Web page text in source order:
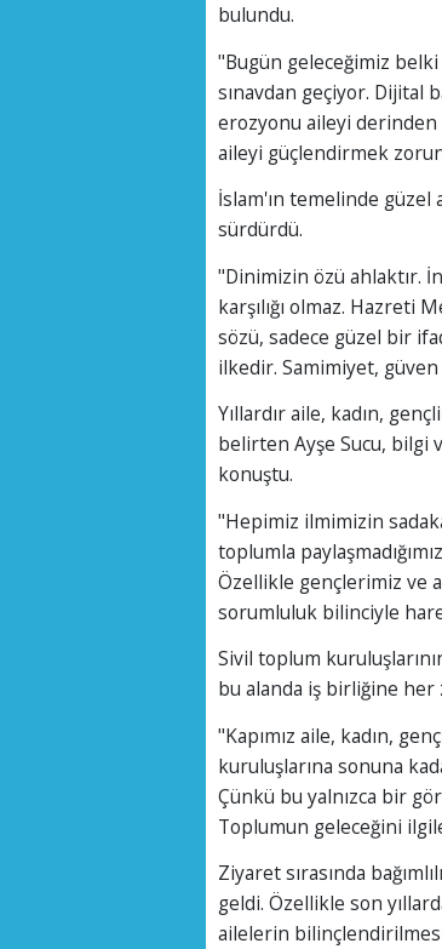
bulundu.
"Bugün geleceğimiz
sınavdan geçiyor. Dijital
erozyonu aileyi derinden
aileyi güçlendirmek
İslam'ın temelinde güzel
sürdürdü.
"Dinimizin özü ahlaktır.
karşılığı olmaz. Hazreti
sözü, sadece güzel bir
ilkedir. Samimiyet,
Yıllardır aile, kadın,
belirten Ayşe Sucu, bilgi
konuştu.
"Hepimiz ilmimizin
toplumla
Özellikle gençlerimiz ve
sorumluluk bilinciyle
Sivil toplum
bu alanda iş birliğine her
"Kapımız aile, kadın,
kuruluşlarına sonuna
Çünkü bu yalnızca bir
Toplumun geleceğini
Ziyaret sırasında
geldi. Özellikle son
ailelerin bilinçlendirilmesi